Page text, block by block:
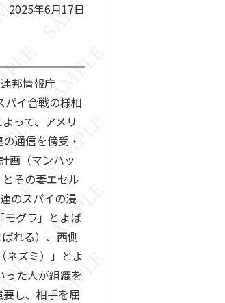
2025年6月17日
邦情報庁
パイ合戦の様相
って、アメリ
通信を傍受・
画（マンハッ
その妻エセル
のスパイの浸
モグラ」とよば
れる）、西側
ネズミ）」とよ
た人が組織を
し、相手を屈